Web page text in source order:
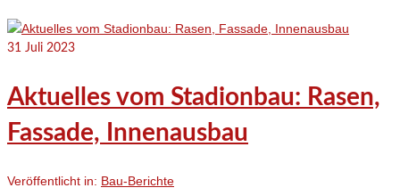
31 Juli 2023
Aktuelles vom Stadionbau: Rasen,
Fassade, Innenausbau
Veröffentlicht in: Bau-Berichte